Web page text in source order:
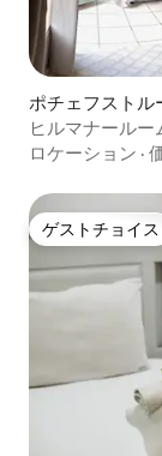
ポチェフストル
ヒルマナールー
ロケーション ·
ゲストチョイス
ゲストチョイス